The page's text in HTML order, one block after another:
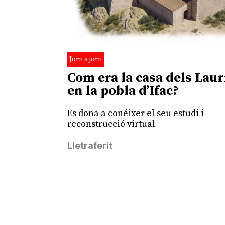
Jorn a jorn
Com era la casa dels
en la pobla d’Ifac?
Es dona a conéixer el seu estudi i
reconstrucció virtual
Lletraferit